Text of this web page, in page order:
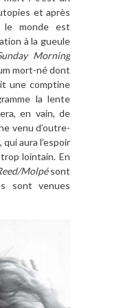
et après
le monde est
à la gueule
Morning
mort-né dont
une comptine
la lente
en vain, de
venu d’outre-
qui aura l’espoir
lointain. En
Molpésont
sont venues